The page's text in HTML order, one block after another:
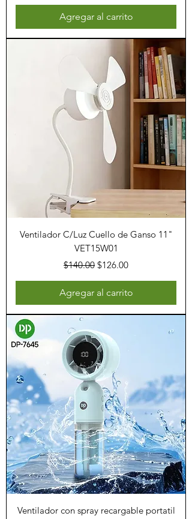
Agregar al carrito
Ventilador C/Luz Cuello de Ganso 11"
VET15W01
Precio
$140.00 Precio de oferta
$126.00
Agregar al carrito
Ventilador con spray recargable portatil